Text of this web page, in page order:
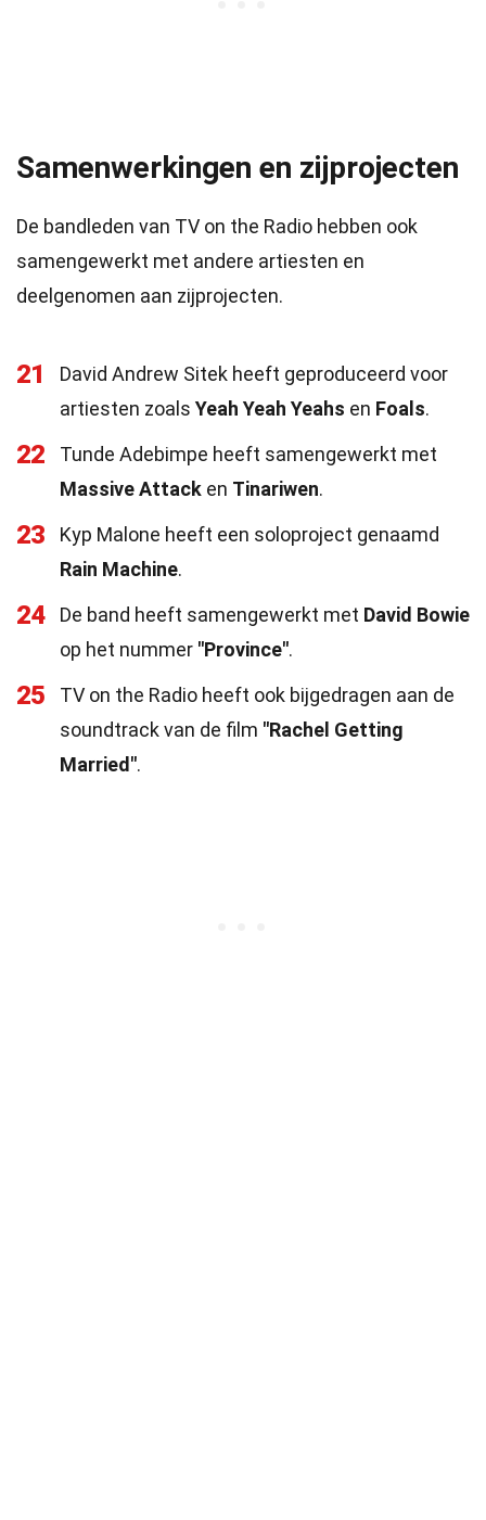
Samenwerkingen en zijprojecten
De bandleden van TV on the Radio hebben ook
samengewerkt met andere artiesten en
deelgenomen aan zijprojecten.
21
David Andrew Sitek heeft geproduceerd voor
artiesten zoals Yeah Yeah Yeahs en Foals.
22
Tunde Adebimpe heeft samengewerkt met
Massive Attack en Tinariwen.
23
Kyp Malone heeft een soloproject genaamd
Rain Machine.
24 De band heeft samengewerkt met David Bowie
op het nummer "Province".
25
TV on the Radio heeft ook bijgedragen aan de
soundtrack van de film "Rachel Getting
Married".